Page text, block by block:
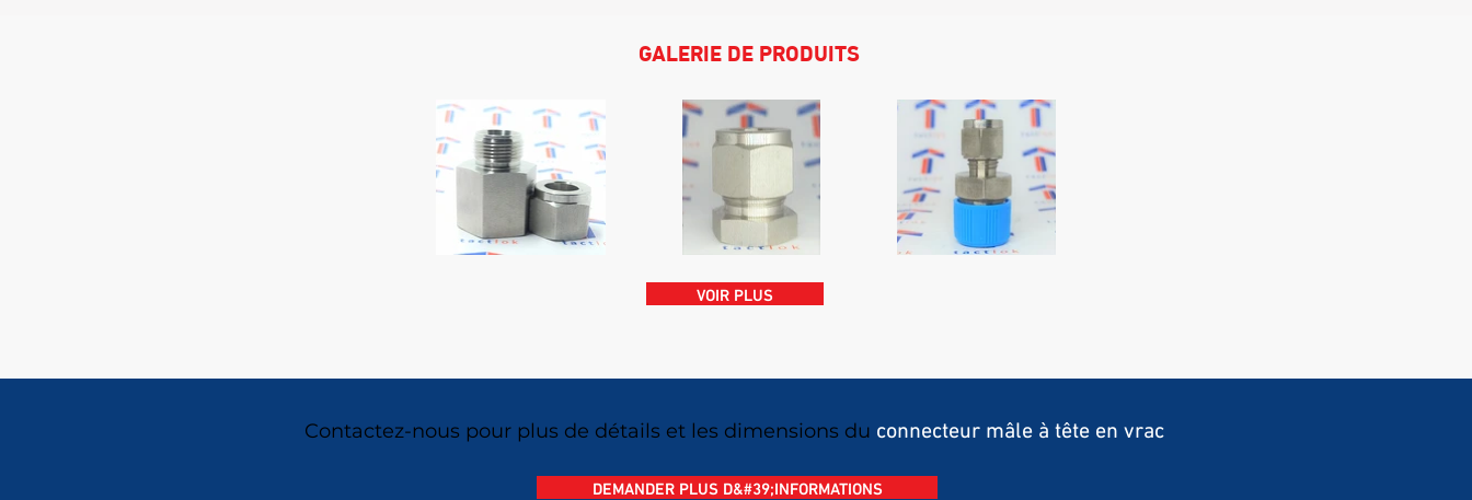
GALERIE DE PRODUITS
VOIR PLUS
Contactez-nous pour plus de détails et les dimensions du connecteur mâle à tête en vrac
DEMANDER PLUS D&#39;INFORMATIONS